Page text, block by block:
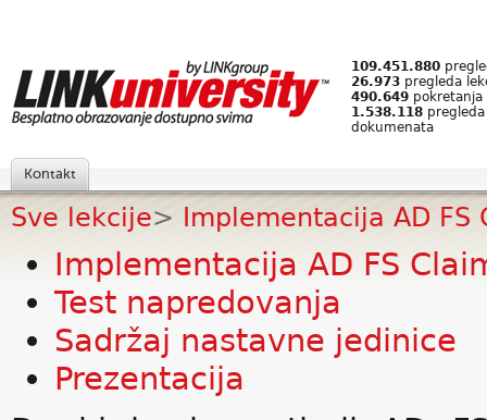
109.451.880
26.973 pregleda
490.649 pokretanja
1.538.118
dokumenata
Kontakt
Sve lekcije> Implementacija AD FS
Implementacija AD FS
Test napredovanja
Sadržaj nastavne jedinice
Prezentacija